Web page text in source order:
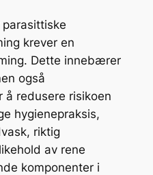
krever en
Dette innebærer
også
redusere risikoen
hygienepraksis,
riktig
av rene
komponenter i